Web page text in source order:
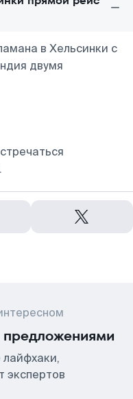
в Хельсинки с
двумя
экспертов